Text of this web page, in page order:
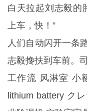
白天拉起刘志毅的
上车，快！”
人们自动闪开一条
志毅搀扶到车前。
工作流 风淋室 小
lithium battery ク